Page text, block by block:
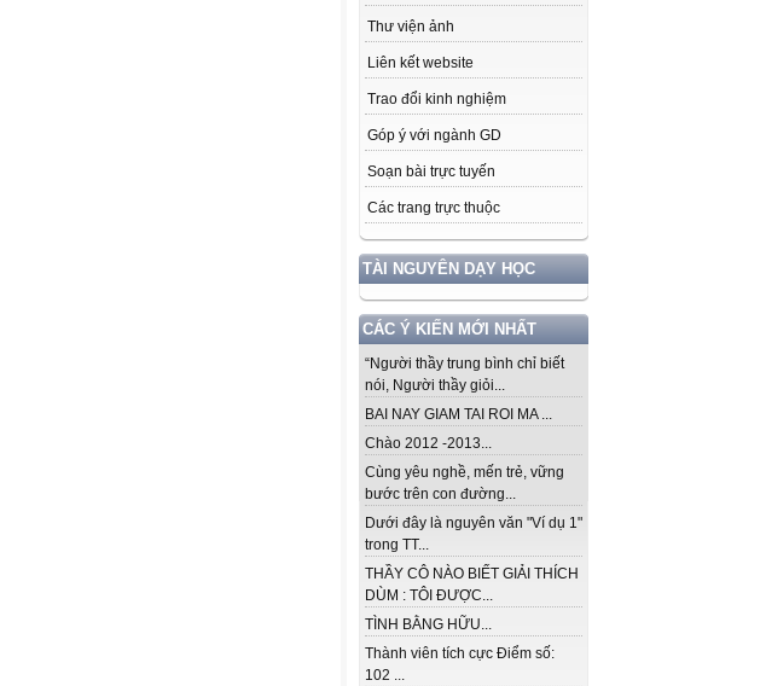
Thư viện ảnh
Liên kết website
Trao đổi kinh nghiệm
Góp ý với ngành GD
Soạn bài trực tuyến
Các trang trực thuộc
TÀI NGUYÊN DẠY HỌC
CÁC Ý KIẾN MỚI NHẤT
“Người thầy trung bình chỉ biết
nói, Người thầy giỏi...
BAI NAY GIAM TAI ROI MA ...
Chào 2012 -2013...
Cùng yêu nghề, mến trẻ, vững
bước trên con đường...
Dưới đây là nguyên văn "Ví dụ 1"
trong TT...
THẦY CÔ NÀO BIẾT GIẢI THÍCH
DÙM : TÔI ĐƯỢC...
TÌNH BẰNG HỮU...
Thành viên tích cực Điểm số:
102 ...